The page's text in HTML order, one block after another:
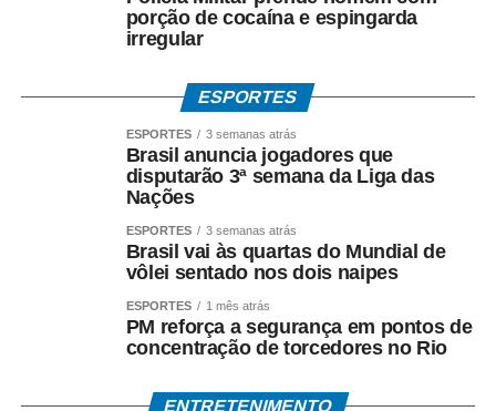
pelo consumidor, como Pilsen, IPA e Weiss.
chamam de Pilsen.
No Brasil, é comum que cervejas do estilo American
Lager sejam chamadas popularmente de “Pilsen”. Apesar
da associação, os dois estilos não são exatamente
iguais. A American Lager tornou-se o estilo mais
consumido no mundo, representando mais de 90% de
toda a produção global de cerveja.
Sua principal característica é o equilíbrio entre
refrescância, leve amargor e notas suaves de malte,
porção de cocaína e espingarda
irregular
ESPORTES
ESPORTES 3 semanas atrás
Brasil anuncia jogadores que
disputarão 3ª semana da Liga das
Nações
ESPORTES 3 semanas atrás
Brasil vai às quartas do Mundial de
vôlei sentado nos dois naipes
ESPORTES 1 mês atrás
PM reforça a segurança em pontos de
concentração de torcedores no Rio
ENTRETENIMENTO